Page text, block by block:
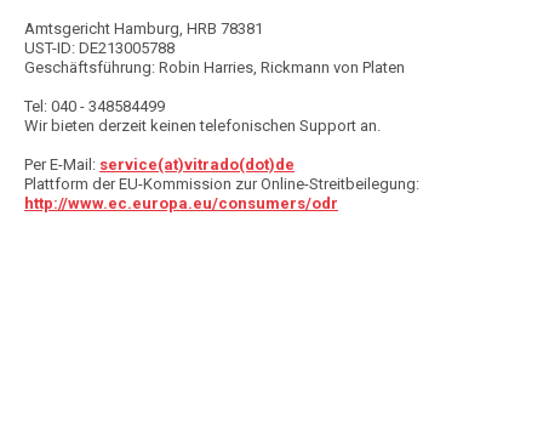
Amtsgericht Hamburg, HRB 78381
UST-ID: DE213005788
Geschäftsführung: Robin Harries, Rickmann von Platen
Tel: 040 - 348584499
Wir bieten derzeit keinen telefonischen Support an.
Per E-Mail: service(at)vitrado(dot)de
Plattform der EU-Kommission zur Online-Streitbeilegung:
http://www.ec.europa.eu/consumers/odr